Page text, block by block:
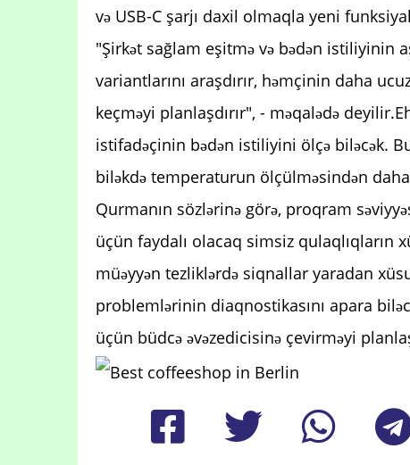
və USB-C şarjı daxil olmaqla yeni
"Şirkət sağlam eşitmə və bədən istiliyinin
variantlarını araşdırır, həmçinin daha
keçməyi planlaşdırır", - məqalədə
istifadəçinin bədən istiliyini ölçə biləcək.
biləkdə temperaturun ölçülməsindən
Qurmanın sözlərinə görə, proqram
üçün faydalı olacaq simsiz qulaqlıqların
müəyyən tezliklərdə siqnallar yaradan
problemlərinin diaqnostikasını apara
üçün büdcə əvəzedicisinə çevirməyi